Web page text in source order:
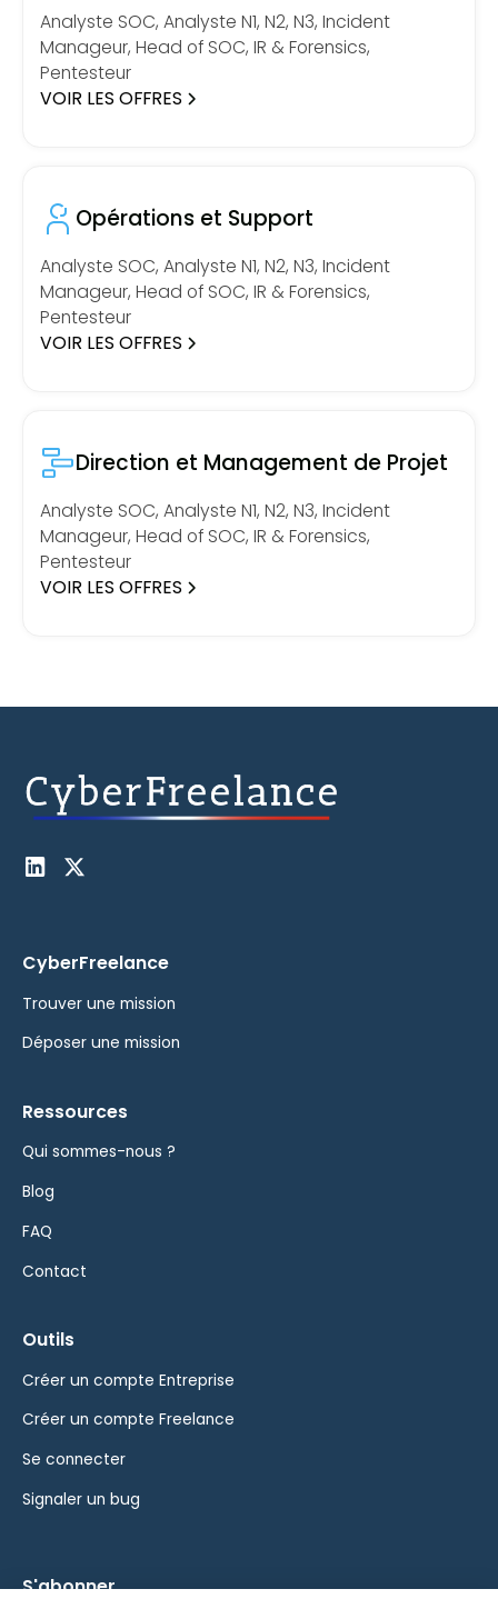
Analyste SOC, Analyste N1, N2, N3, Incident
Manageur, Head of SOC, IR & Forensics,
Pentesteur
VOIR LES OFFRES
Opérations et Support
Analyste SOC, Analyste N1, N2, N3, Incident
Manageur, Head of SOC, IR & Forensics,
Pentesteur
VOIR LES OFFRES
Direction et Management de Projet
Analyste SOC, Analyste N1, N2, N3, Incident
Manageur, Head of SOC, IR & Forensics,
Pentesteur
VOIR LES OFFRES
CyberFreelance
Trouver une mission
Déposer une mission
Ressources
Qui sommes-nous ?
Blog
FAQ
Contact
Outils
Créer un compte Entreprise
Créer un compte Freelance
Se connecter
Signaler un bug
S'abonner